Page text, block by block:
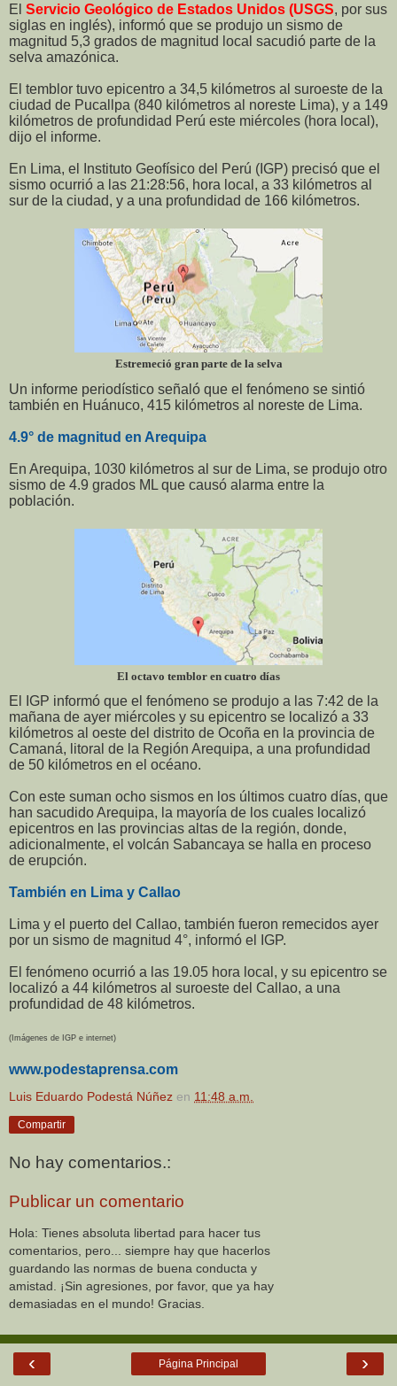
El Servicio Geológico de Estados Unidos (USGS, por sus
siglas en inglés), informó que se produjo un sismo de
magnitud 5,3 grados de magnitud local sacudió parte de la
selva amazónica.
El temblor tuvo epicentro a 34,5 kilómetros al suroeste de la
ciudad de Pucallpa (840 kilómetros al noreste Lima), y a 149
kilómetros de profundidad Perú este miércoles (hora local),
dijo el informe.
En Lima, el Instituto Geofísico del Perú (IGP) precisó que el
sismo ocurrió a las 21:28:56, hora local, a 33 kilómetros al
sur de la ciudad, y a una profundidad de 166 kilómetros.
Estremeció gran parte de la selva
Un informe periodístico señaló que el fenómeno se sintió
también en Huánuco, 415 kilómetros al noreste de Lima.
4.9° de magnitud en Arequipa
En Arequipa, 1030 kilómetros al sur de Lima, se produjo otro
sismo de 4.9 grados ML que causó alarma entre la
población.
El octavo temblor en cuatro días
El IGP informó que el fenómeno se produjo a las 7:42 de la
mañana de ayer miércoles y su epicentro se localizó a 33
kilómetros al oeste del distrito de Ocoña en la provincia de
Camaná, litoral de la Región Arequipa, a una profundidad
de 50 kilómetros en el océano.
Con este suman ocho sismos en los últimos cuatro días, que
han sacudido Arequipa, la mayoría de los cuales localizó
epicentros en las provincias altas de la región, donde,
adicionalmente, el volcán Sabancaya se halla en proceso
de erupción.
También en Lima y Callao
Lima y el puerto del Callao, también fueron remecidos ayer
por un sismo de magnitud 4°, informó el IGP.
El fenómeno ocurrió a las 19.05 hora local, y su epicentro se
localizó a 44 kilómetros al suroeste del Callao, a una
profundidad de 48 kilómetros.
(Imágenes de IGP e internet)
www.podestaprensa.com
Luis Eduardo Podestá Núñez en 11:48 a.m.
Compartir
No hay comentarios.:
Publicar un comentario
Hola: Tienes absoluta libertad para hacer tus
comentarios, pero... siempre hay que hacerlos
guardando las normas de buena conducta y
amistad. ¡Sin agresiones, por favor, que ya hay
demasiadas en el mundo! Gracias.
‹ ›
Página Principal